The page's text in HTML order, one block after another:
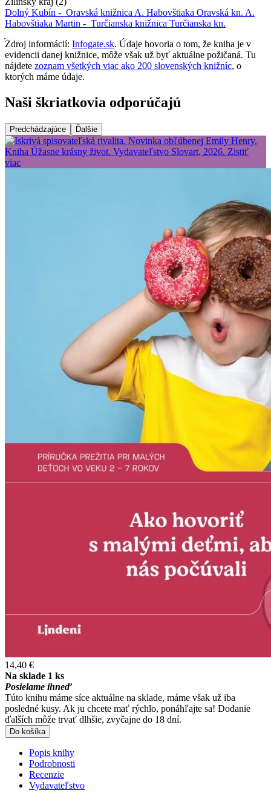
Dolný Kubín - Oravská knižnica A. Habovštiaka Oravská kn. A.
Habovštiaka Martin - Turčianska knižnica Turčianska kn.
Zdroj informácií: Infogate.sk. Údaje hovoria o tom, že kniha je v
evidencii danej knižnice, môže však už byť aktuálne požičaná. Tu
nájdete zoznam všetkých viac ako 200 slovenských knižníc, o
ktorých máme údaje.
Naši škriatkovia odporúčajú
Predchádzajúce Ďalšie
14,40 €
Na sklade 1 ks
Posielame ihneď
Túto knihu máme síce aktuálne na sklade, máme však už iba
posledné kusy. Ak ju chcete mať rýchlo, ponáhľajte sa! Dodanie
ďalších môže trvať dlhšie, zvyčajne do 18 dní.
Do košíka
Popis knihy
Podrobnosti
Recenzie
Vydavateľstvo